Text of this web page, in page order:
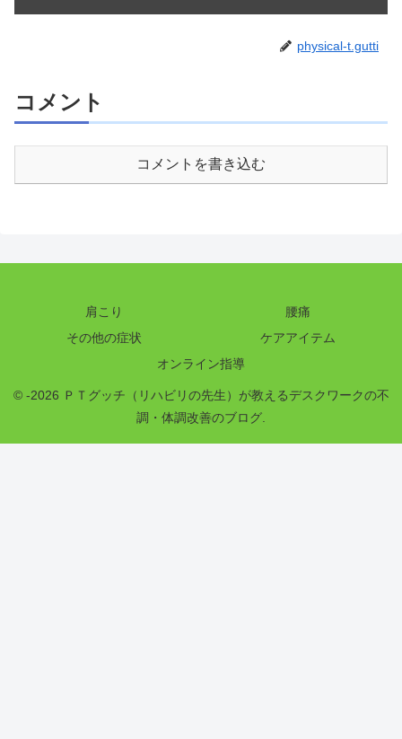
physical-t.gutti
コメント
コメントを書き込む
肩こり
腰痛
その他の症状
ケアアイテム
オンライン指導
© -2026 ＰＴグッチ（リハビリの先生）が教えるデスクワークの不
調・体調改善のブログ.